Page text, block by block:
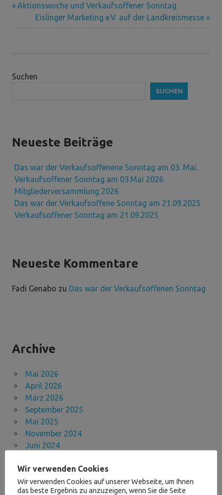
Beitragsnavigation
Vorheriger
Beitrag:
Aktionswoche und Verkaufsoffener Sonntag
Nächster
Eislinger Marketing e.V. auf der Landkreismesse
Suchen
SUCHEN
Neueste Beiträge
Das war der Verkaufsoffenene Sonntag am 03. Mai.
Verkaufsoffener Sonntag am 03.Mai 2026
Mitgliederversammlung 2026
Das war der Verkaufsoffene Sonntag am 21.09.2025
Verkaufsoffener Sonntag am 21.09.2025
Neueste Kommentare
Fadi Genabo zu Das war der Verkaufsoffenen Sonntag
Archive
Mai 2026
April 2026
März 2026
September 2025
Mai 2025
November 2024
Juni 2024
Dezember 2023
November 2023
September 2023
Wir verwenden Cookies
Wir verwenden Cookies auf unserer Webseite, um Ihnen
das beste Ergebnis zu anzuzeigen, wenn Sie die Seite